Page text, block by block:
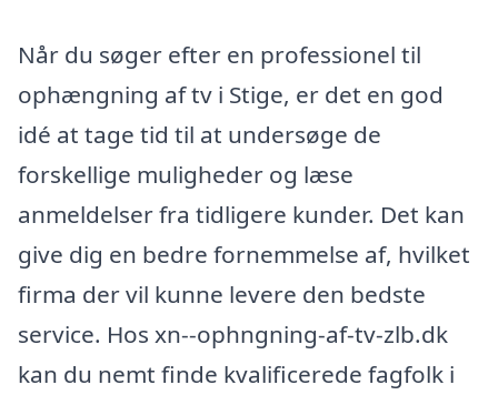
Når du søger efter en professionel til
ophængning af tv i Stige, er det en god
idé at tage tid til at undersøge de
forskellige muligheder og læse
anmeldelser fra tidligere kunder. Det kan
give dig en bedre fornemmelse af, hvilket
firma der vil kunne levere den bedste
service. Hos xn--ophngning-af-tv-zlb.dk
kan du nemt finde kvalificerede fagfolk i